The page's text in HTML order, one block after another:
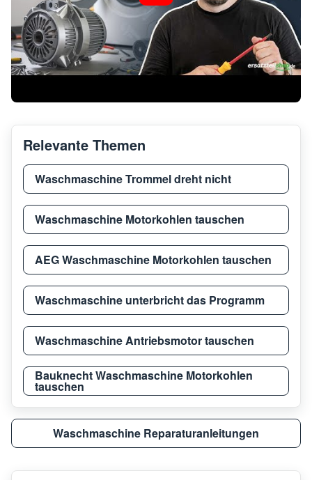
AEG L7WEF80600
AEG L9WEF90600
AEG L7WB58WT
AEG L9WE86695
AEG L7WES70680
AEG L7WB65689
AEG L9WBA61B
Relevante Themen
Waschmaschine Trommel dreht nicht
Waschmaschine Motorkohlen tauschen
AEG Waschmaschine Motorkohlen tauschen
Waschmaschine unterbricht das Programm
Waschmaschine Antriebsmotor tauschen
Bauknecht Waschmaschine Motorkohlen
tauschen
Waschmaschine Reparaturanleitungen